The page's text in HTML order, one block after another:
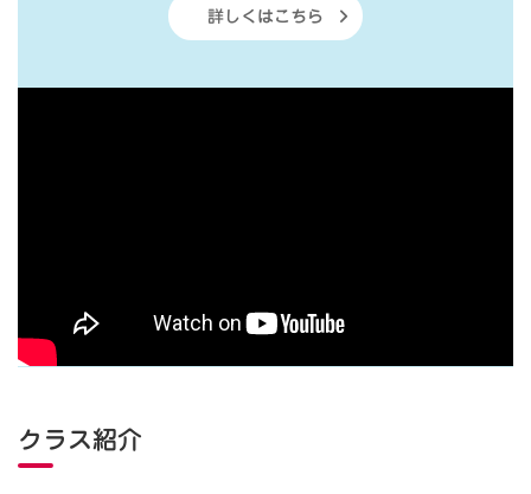
詳しくはこちら
クラス紹介